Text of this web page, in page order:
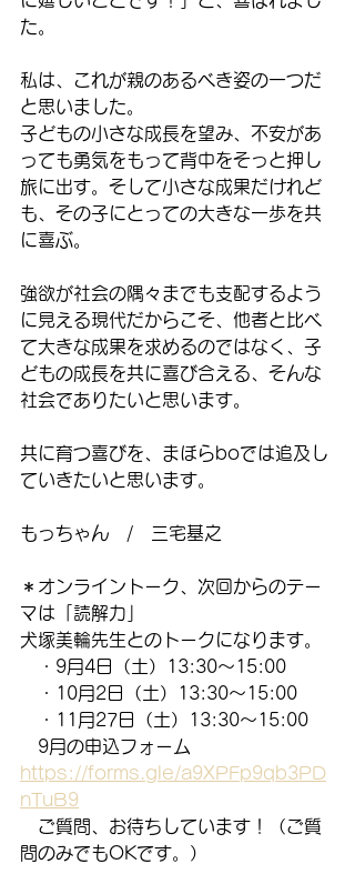
た。
私は、これが親のあるべき姿の一つだ
と思いました。
子どもの小さな成長を望み、不安があ
っても勇気をもって背中をそっと押し
旅に出す。そして小さな成果だけれど
も、その子にとっての大きな一歩を共
に喜ぶ。
強欲が社会の隅々までも支配するよう
に見える現代だからこそ、他者と比べ
て大きな成果を求めるのではなく、子
どもの成長を共に喜び合える、そんな
社会でありたいと思います。
共に育つ喜びを、まほらboでは追及し
ていきたいと思います。
もっちゃん　/　三宅基之
＊オンライントーク、次回からのテー
マは「読解力」
犬塚美輪先生とのトークになります。
・9月4日（土）13:30～15:00
・10月2日（土）13:30～15:00
・11月27日（土）13:30～15:00
9月の申込フォーム
https://forms.gle/a9XPFp9qb3PD
nTuB9
ご質問、お待ちしています！（ご質
問のみでもOKです。）